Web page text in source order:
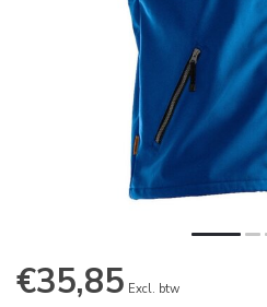
€35,85 Excl. btw